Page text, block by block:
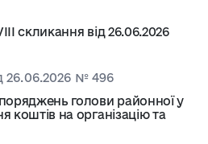
скликання від 26.06.2026
26.06.2026 № 496
голови районної у
коштів на організацію та